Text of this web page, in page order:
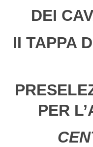
DEI
II TAPPA
PER